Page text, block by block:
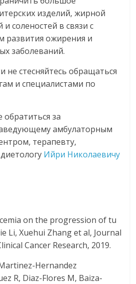
изделий, жирной
соленостей в связи с
развития ожирения и
заболеваний.
не стесняйтесь обращаться
и специалистами по
за
амбулаторным
терапевту,
Ийри Николаевичу
on the progression of tu
Li, Xuehui Zhang et al, Journal
Cancer Research, 2019.
Hernandez
R, Diaz-Flores M, Baiza-